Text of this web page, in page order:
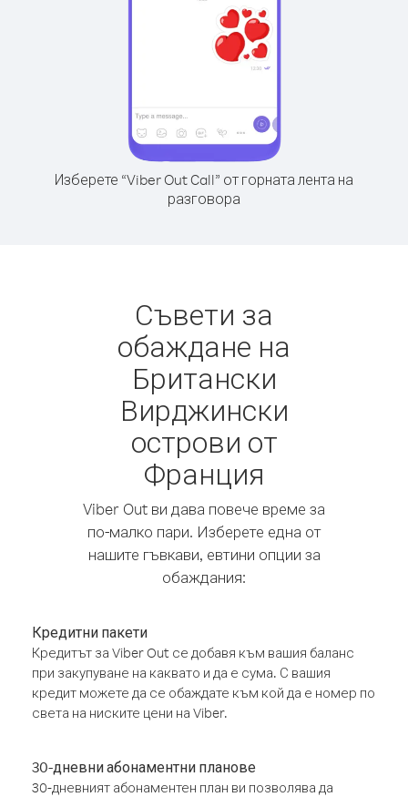
Изберете “Viber Out Call” от горната лента на
разговора
Съвети за
обаждане на
Британски
Вирджински
острови от
Франция
Viber Out ви дава повече време за
по-малко пари. Изберете една от
нашите гъвкави, евтини опции за
обаждания:
Кредитни пакети
Кредитът за Viber Out се добавя към вашия баланс
при закупуване на каквато и да е сума. С вашия
кредит можете да се обаждате към кой да е номер по
света на ниските цени на Viber.
30-дневни абонаментни планове
30-дневният абонаментен план ви позволява да